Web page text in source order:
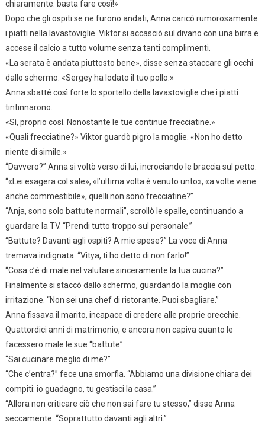
chiaramente: basta fare così!»
Dopo che gli ospiti se ne furono andati, Anna caricò rumorosamente
i piatti nella lavastoviglie. Viktor si accasciò sul divano con una birra e
accese il calcio a tutto volume senza tanti complimenti.
«La serata è andata piuttosto bene», disse senza staccare gli occhi
dallo schermo. «Sergey ha lodato il tuo pollo.»
Anna sbatté così forte lo sportello della lavastoviglie che i piatti
tintinnarono.
«Sì, proprio così. Nonostante le tue continue frecciatine.»
«Quali frecciatine?» Viktor guardò pigro la moglie. «Non ho detto
niente di simile.»
“Davvero?” Anna si voltò verso di lui, incrociando le braccia sul petto.
“«Lei esagera col sale», «l’ultima volta è venuto unto», «a volte viene
anche commestibile», quelli non sono frecciatine?”
“Anja, sono solo battute normali”, scrollò le spalle, continuando a
guardare la TV. “Prendi tutto troppo sul personale.”
“Battute? Davanti agli ospiti? A mie spese?” La voce di Anna
tremava indignata. “Vitya, ti ho detto di non farlo!”
“Cosa c’è di male nel valutare sinceramente la tua cucina?”
Finalmente si staccò dallo schermo, guardando la moglie con
irritazione. “Non sei una chef di ristorante. Puoi sbagliare.”
Anna fissava il marito, incapace di credere alle proprie orecchie.
Quattordici anni di matrimonio, e ancora non capiva quanto le
facessero male le sue “battute”.
“Sai cucinare meglio di me?”
“Che c’entra?” fece una smorfia. “Abbiamo una divisione chiara dei
compiti: io guadagno, tu gestisci la casa.”
“Allora non criticare ciò che non sai fare tu stesso,” disse Anna
seccamente. “Soprattutto davanti agli altri.”